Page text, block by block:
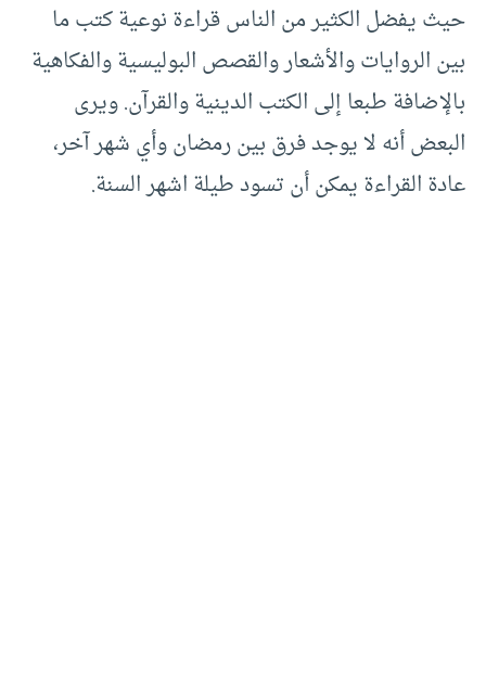
حيث يفضل الكثير من الناس قراءة نوعية كتب ما
بين الروايات والأشعار والقصص البوليسية والفكاهية
بالإضافة طبعا إلى الكتب الدينية والقرآن. ويرى
البعض أنه لا يوجد فرق بين رمضان وأي شهر آخر،
عادة القراءة يمكن أن تسود طيلة اشهر السنة.